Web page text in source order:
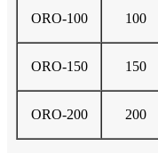
ORO-100 100
ORO-150 150
ORO-200 200